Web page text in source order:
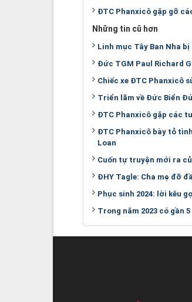
ĐTC Phanxicô gặp gỡ
Những tin cũ hơn
Linh mục Tây Ban Nha
Đức TGM Paul Richard
Chiếc xe ĐTC Phanxicô
Triển lãm về Đức Biển
ĐTC Phanxicô gặp các
ĐTC Phanxicô bày tỏ
Loan
Cuốn tự truyện mới ra
ĐHY Tagle: Cha mẹ đỡ
Phục sinh 2024: lời kêu
Trong năm 2023 có gần